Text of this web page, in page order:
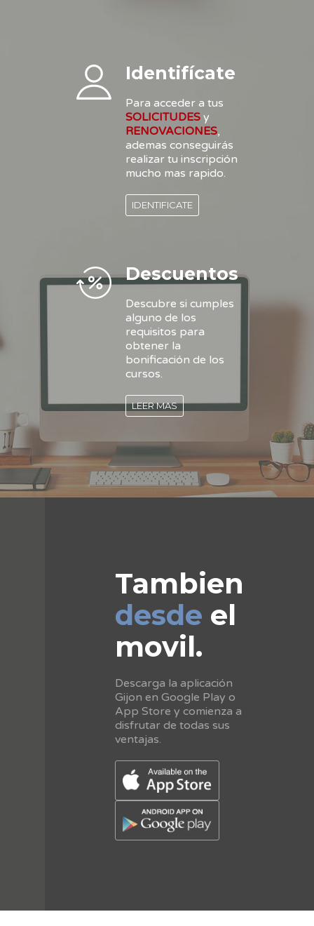
Identifícate
Para acceder a tus
SOLICITUDES y
RENOVACIONES,
ademas conseguirás
realizar tu inscripción
mucho mas rapido.
IDENTIFICATE
Descuentos
Descubre si cumples
alguno de los
requisitos para
obtener la
bonificación de los
cursos.
LEER MAS
Tambien
desde el
movil.
Descarga la aplicación
Gijon en Google Play o
App Store y comienza a
disfrutar de todas sus
ventajas.